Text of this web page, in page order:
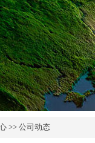
>> 公司动态